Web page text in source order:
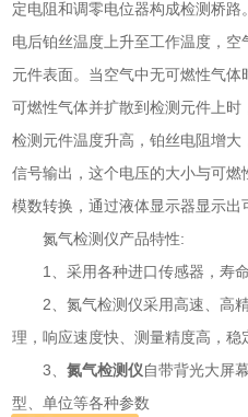
定电阻和调零电位器构成检测桥
电后铂丝温度上升至工作温度，
元件表面。当空气中无可燃性气
可燃性气体并扩散到检测元件上
检测元件温度升高，铂丝电阻增
信号输出，这个电压的大小与可
模数转换，通过液体显示器显示出
氮气检测仪产品特性:
1、采用各种进口传感器，寿
2、氮气检测仪采用高速、高精
理，响应速度快、测量精度高，稳
3、氮气检测仪自带背光大屏
型、单位等各种参数